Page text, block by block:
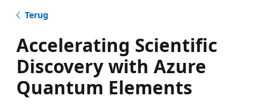
Terug
Accelerating Scientific
Discovery with Azure
Quantum Elements